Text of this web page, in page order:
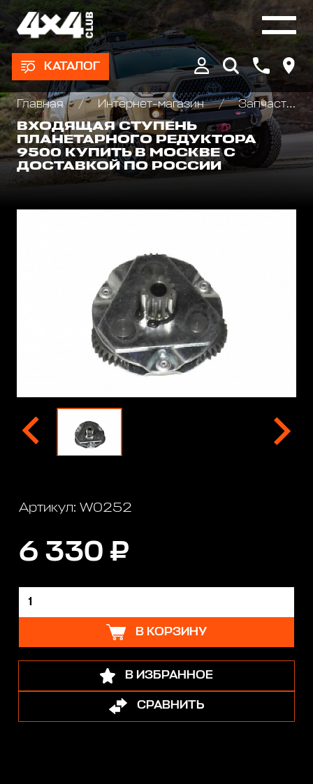
КАТАЛОГ
Главная Интернет-магазин
Запчасти и Аксессуары для лебедок
ВХОДЯЩАЯ СТУПЕНЬ
ПЛАНЕТАРНОГО РЕДУКТОРА
9500 КУПИТЬ В МОСКВЕ С
ДОСТАВКОЙ ПО РОССИИ
Артикул: W0252
6 330 ₽
В КОРЗИНУ
В ИЗБРАННОЕ
СРАВНИТЬ